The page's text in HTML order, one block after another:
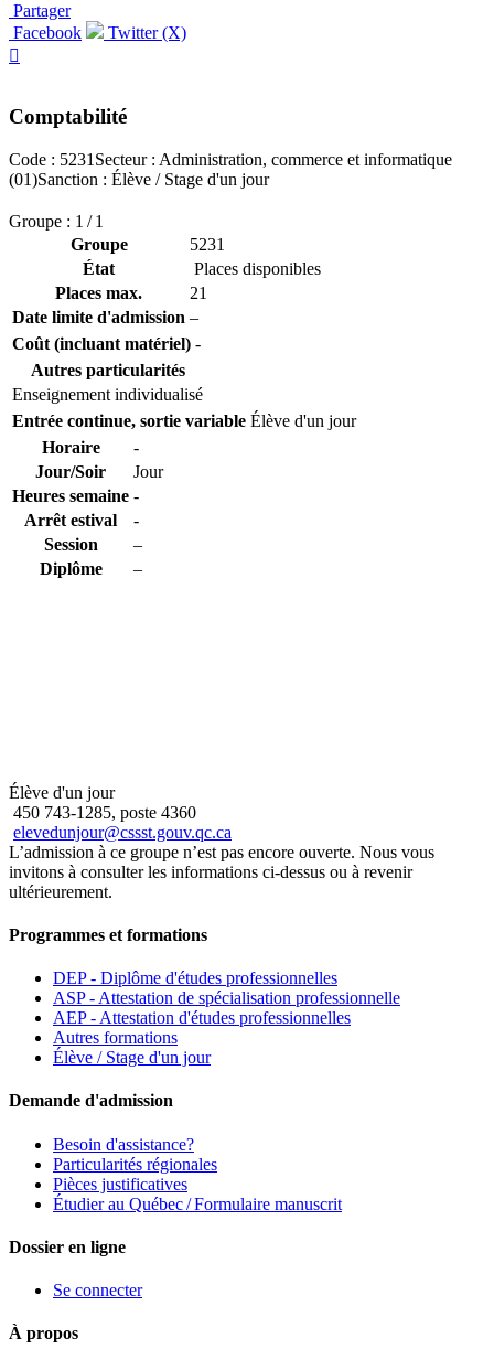
Partager
Facebook
Twitter (X)

Comptabilité
Code : 5231 Secteur : Administration, commerce et informatique
(01)Sanction : Élève / Stage d'un jour
Groupe : 1 / 1
Groupe
5231
État
Places disponibles
Places max.
21
Date limite d'admission –
Coût (incluant matériel) -
Autres particularités
Enseignement individualisé
Entrée continue, sortie variable Élève d'un jour
Horaire
-
Jour/Soir
Jour
Heures semaine -
Arrêt estival
-
Session
–
Diplôme
–
Élève d'un jour
450 743-1285, poste 4360
elevedunjour@cssst.gouv.qc.ca
L’admission à ce groupe n’est pas encore ouverte. Nous vous
invitons à consulter les informations ci-dessus ou à revenir
ultérieurement.
Programmes et formations
DEP - Diplôme d'études professionnelles
ASP - Attestation de spécialisation professionnelle
AEP - Attestation d'études professionnelles
Autres formations
Élève / Stage d'un jour
Demande d'admission
Besoin d'assistance?
Particularités régionales
Pièces justificatives
Étudier au Québec / Formulaire manuscrit
Dossier en ligne
Se connecter
À propos